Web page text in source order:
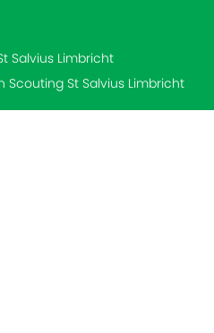
Salvius Limbricht
St Salvius Limbricht